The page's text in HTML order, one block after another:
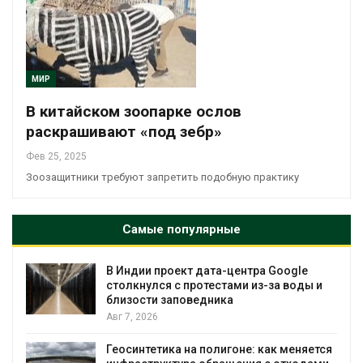
МИР
В китайском зоопарке ослов
раскрашивают «под зебр»
Фев 25, 2025
Зоозащитники требуют запретить подобную практику
Самые популярные
Google
из-за воды и
как меняется
Дождевая вода с крыш
городам переживать жару
Авг 7, 2026
строительство мусорных